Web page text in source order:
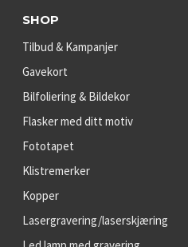
SHOP
Tilbud & Kampanjer
Gavekort
Bilfoliering & Bildekor
Flasker med ditt motiv
Fototapet
Klistremerker
Kopper
Lasergravering/laserskjæring